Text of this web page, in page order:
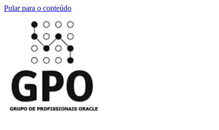
Pular para o conteúdo